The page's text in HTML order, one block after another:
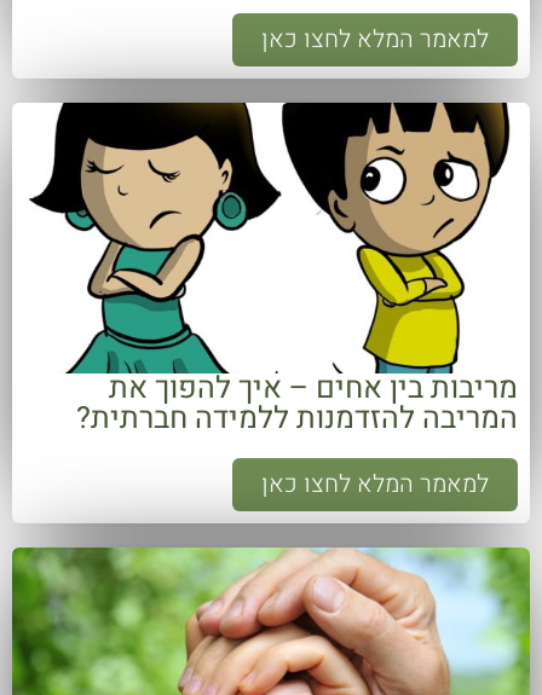
למאמר המלא לחצו כאן
מריבות בין אחים – איך להפוך את
המריבה להזדמנות ללמידה חברתית?
למאמר המלא לחצו כאן